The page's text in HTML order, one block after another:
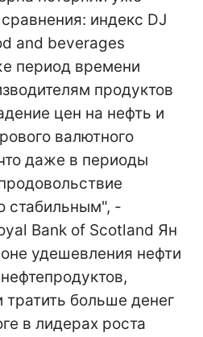
индекс DJ
and beverages
период времени
продуктов
цен на нефть и
валютного
даже в периоды
стабильным", -
Bank of Scotland Ян
удешевления нефти
тратить больше денег
в лидерах роста